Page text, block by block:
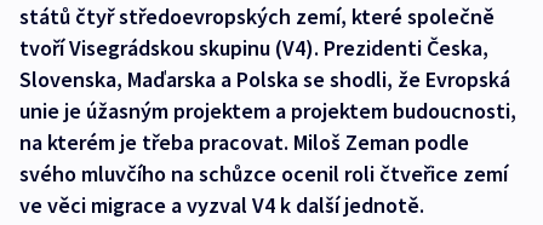
států čtyř středoevropských zemí, které společně
tvoří Visegrádskou skupinu (V4). Prezidenti Česka,
Slovenska, Maďarska a Polska se shodli, že Evropská
unie je úžasným projektem a projektem budoucnosti,
na kterém je třeba pracovat. Miloš Zeman podle
svého mluvčího na schůzce ocenil roli čtveřice zemí
ve věci migrace a vyzval V4 k další jednotě.